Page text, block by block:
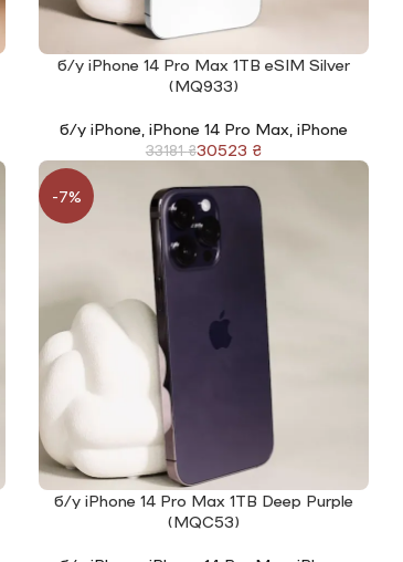
ЧИТАТИ ДАЛІ
б/у iPhone 14 Pro Max 1TB eSIM Silver
(MQ933)
б/у iPhone, iPhone 14 Pro Max iPhone
33181₴30523 ₴
-7%
ЧИТАТИ ДАЛІ
б/у iPhone 14 Pro Max 1TB Deep Purple
(MQC53)